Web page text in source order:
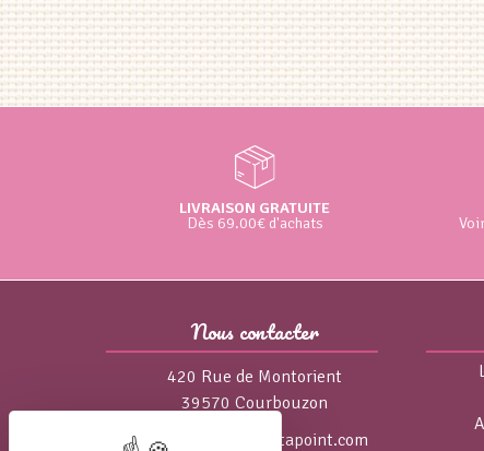
LIVRAISON GRATUITE
Dès 69.00€ d'achats
Nous contacter
420 Rue de Montorient
39570 Courbouzon
isa@broderie-pointapoint.com